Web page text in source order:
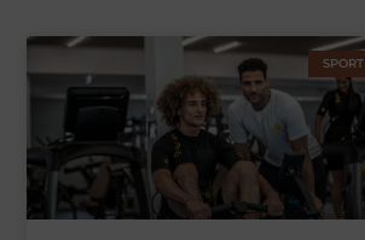
SPORT